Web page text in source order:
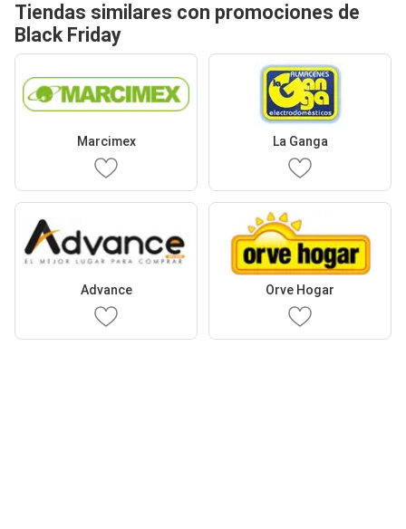
Tiendas similares con promociones de
Black Friday
Marcimex La Ganga
Advance Orve Hogar